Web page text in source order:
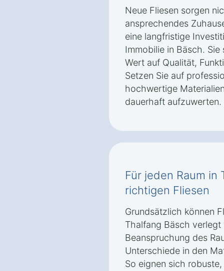
Neue Fliesen sorgen
ansprechendes
eine langfristige
Immobilie in Bäsch.
Wert auf Qualität,
Setzen Sie auf
hochwertige
dauerhaft aufzuwerten.
Für jeden Raum in
richtigen Fliesen
Grundsätzlich können
Thalfang Bäsch
Beanspruchung des
Unterschiede in den
So eignen sich